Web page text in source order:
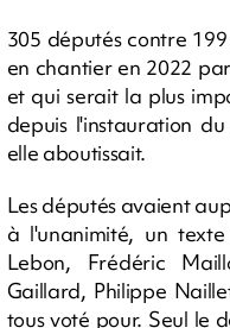
305 députés contre
en chantier en 2022
et qui serait la plus
depuis l'instauration
elle aboutissait.
Les députés avaient
à l'unanimité, un
Lebon, Frédéric
Gaillard, Philippe
tous voté pour. Seul le